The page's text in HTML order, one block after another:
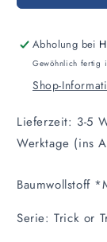
Abholung bei
Gewöhnlich fertig
Shop-
Lieferzeit: 3-5
Werktage (ins
Baumwollstoff
Serie: Trick or